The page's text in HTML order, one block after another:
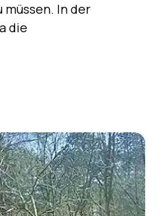
In der
die